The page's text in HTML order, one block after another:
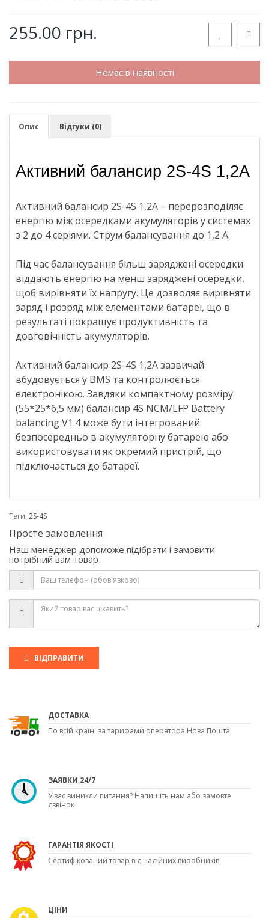
255.00 грн.
Немає в наявності
Опис Відгуки (0)
Активний балансир 2S-4S 1,2А
Активний балансир 2S-4S 1,2А – перерозподіляє
енергію між осередками акумуляторів у системах
з 2 до 4 серіями. Струм балансування до 1,2 А.
Під час балансування більш заряджені осередки
віддають енергію на менш заряджені осередки,
щоб вирівняти їх напругу. Це дозволяє вирівняти
заряд і розряд між елементами батареї, що в
результаті покращує продуктивність та
довговічність акумуляторів.
Активний балансир 2S-4S 1,2А зазвичай
вбудовується у BMS та контролюється
електронікою. Завдяки компактному розміру
(55*25*6,5 мм) балансир 4S NCM/LFP Battery
balancing V1.4 може бути інтегрований
безпосередньо в акумуляторну батарею або
використовувати як окремий пристрій, що
підключається до батареї.
Теги: 2S-4S
Просте замовлення
Наш менеджер допоможе підібрати і замовити
потрібний вам товар
ВІДПРАВИТИ
ДОСТАВКА
По всій країні за тарифами оператора Нова Пошта
ЗАЯВКИ 24/7
У вас виникли питання? Напишіть нам або замовте
дзвінок
ГАРАНТІЯ ЯКОСТІ
Сертифікований товар від надійних виробників
ЦІНИ